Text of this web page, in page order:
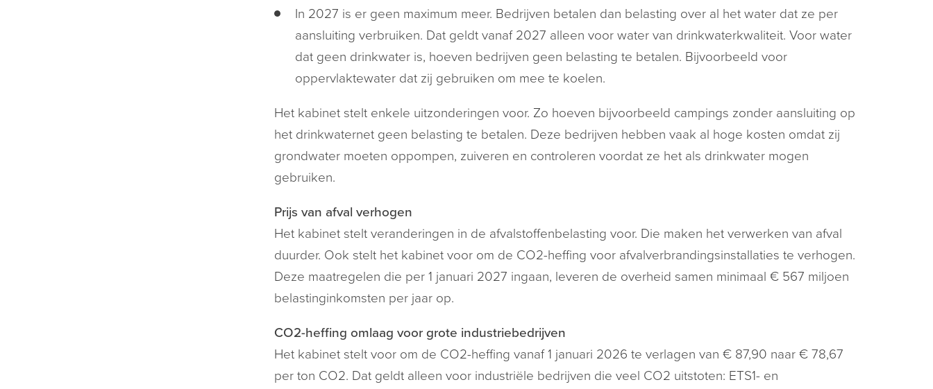
In 2027 is er geen maximum meer. Bedrijven betalen dan belasting over al het water dat ze per
aansluiting verbruiken. Dat geldt vanaf 2027 alleen voor water van drinkwaterkwaliteit. Voor water
dat geen drinkwater is, hoeven bedrijven geen belasting te betalen. Bijvoorbeeld voor
oppervlaktewater dat zij gebruiken om mee te koelen.
Het kabinet stelt enkele uitzonderingen voor. Zo hoeven bijvoorbeeld campings zonder aansluiting op
het drinkwaternet geen belasting te betalen. Deze bedrijven hebben vaak al hoge kosten omdat zij
grondwater moeten oppompen, zuiveren en controleren voordat ze het als drinkwater mogen
gebruiken.
Prijs van afval verhogen
Het kabinet stelt veranderingen in de afvalstoffenbelasting voor. Die maken het verwerken van afval
duurder. Ook stelt het kabinet voor om de CO2-heffing voor afvalverbrandingsinstallaties te verhogen.
Deze maatregelen die per 1 januari 2027 ingaan, leveren de overheid samen minimaal € 567 miljoen
belastinginkomsten per jaar op.
CO2-heffing omlaag voor grote industriebedrijven
Het kabinet stelt voor om de CO2-heffing vanaf 1 januari 2026 te verlagen van € 87,90 naar € 78,67
per ton CO2. Dat geldt alleen voor industriële bedrijven die veel CO2 uitstoten: ETS1- en